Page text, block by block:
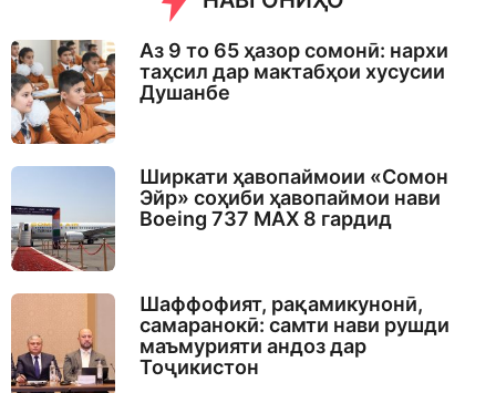
Аз 9 то 65 ҳазор сомонӣ: нархи
таҳсил дар мактабҳои хусусии
Душанбе
Ширкати ҳавопаймоии «Сомон
Эйр» соҳиби ҳавопаймои нави
Boeing 737 MAX 8 гардид
Шаффофият, рақамикунонӣ,
самаранокӣ: самти нави рушди
маъмурияти андоз дар
Тоҷикистон